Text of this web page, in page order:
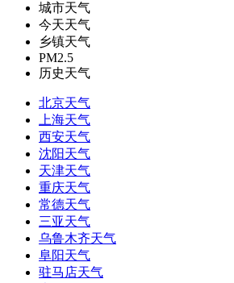
城市天气
今天天气
乡镇天气
PM2.5
历史天气
北京天气
上海天气
西安天气
沈阳天气
天津天气
重庆天气
常德天气
三亚天气
乌鲁木齐天气
阜阳天气
驻马店天气